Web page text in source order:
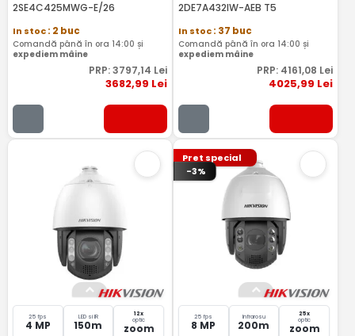
2SE4C425MWG-E/26
In stoc: 2 buc
Comandă până în ora 14:00 și
expediem mâine
PRP:3797,14 Lei
3682,99 Lei
2DE7A432IW-AEB T5
In stoc: 37 buc
Comandă până în ora 14:00 și
expediem mâine
PRP: 4161,08 Lei
4025,99 Lei
25 fps
4 MP
LED si IR
150m
12x
optic
zoom
Pret special
-3%
25 fps
8 MP
Infrarosu
200m
25x
optic
zoom